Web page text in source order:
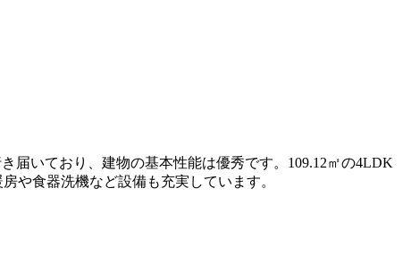
届いており、建物の基本性能は優秀です。109.12㎡の4LDK
や食器洗機など設備も充実しています。